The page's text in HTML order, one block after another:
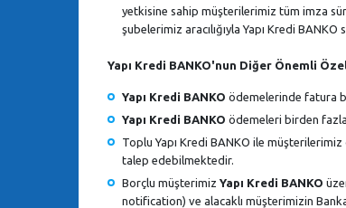
yetkisine sahip müşterilerimiz tüm imza
şubelerimiz aracılığıyla Yapı Kredi
Yapı Kredi BANKO'nun Diğer Önemli
Yapı Kredi BANKO ödemelerinde fatura
Yapı Kredi BANKO ödemeleri birden
Toplu Yapı Kredi BANKO ile müşterilerimiz
talep edebilmektedir.
Borçlu müşterimiz Yapı Kredi BANKO
notification) ve alacaklı müşterimizin